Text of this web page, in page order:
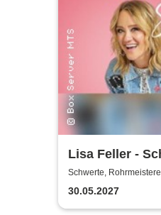
Lisa Feller -
Schwerte,
30.05.2027